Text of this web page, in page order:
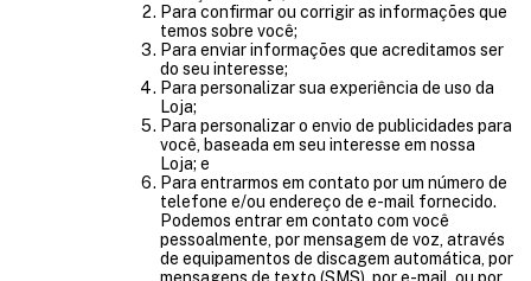
Para confirmar ou corrigir as informações que
temos sobre você;
Para enviar informações que acreditamos ser
do seu interesse;
Para personalizar sua experiência de uso da
Loja;
Para personalizar o envio de publicidades para
você, baseada em seu interesse em nossa
Loja; e
Para entrarmos em contato por um número de
telefone e/ou endereço de e-mail fornecido.
Podemos entrar em contato com você
pessoalmente, por mensagem de voz, através
de equipamentos de discagem automática, por